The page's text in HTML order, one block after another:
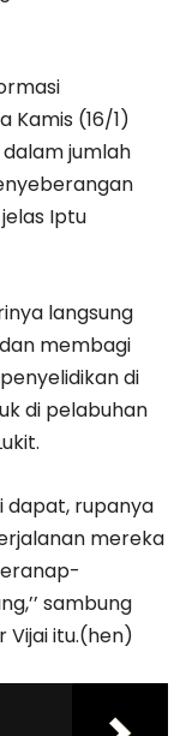
Kamis (16/1)
jumlah
Iptu
langsung
membagi
di
di pelabuhan
dapat, rupanya
mereka
sambung
Vijai itu.(hen)